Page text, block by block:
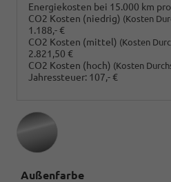
Energiekosten bei 15.000 km
CO2 Kosten (niedrig) (Kosten
1.188,- €
CO2 Kosten (mittel) (Kosten
2.821,50 €
CO2 Kosten (hoch) (Kosten
Jahressteuer: 107,- €
Außenfarbe